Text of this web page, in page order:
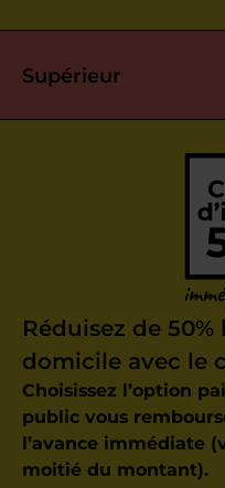
Supérieur
Réduisez de
domicile avec le
Choisissez l’option
public vous
l’avance immédiate
moitié du montant).